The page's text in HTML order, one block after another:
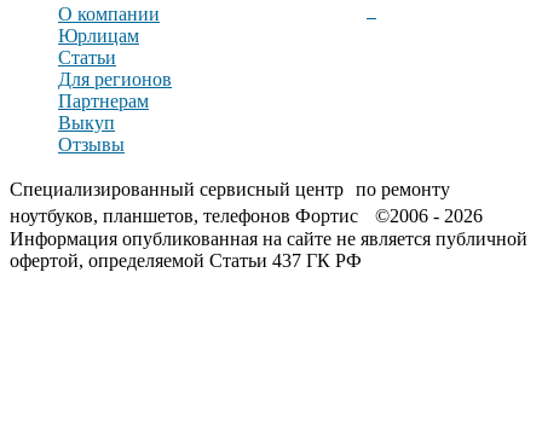
О компании
Юрлицам
Статьи
Для регионов
Партнерам
Выкуп
Отзывы
Специализированный сервисный центр по ремонту
ноутбуков, планшетов, телефонов Фортис ©2006 - 2026
Информация опубликованная на сайте не является публичной
офертой, определяемой Статьи 437 ГК РФ